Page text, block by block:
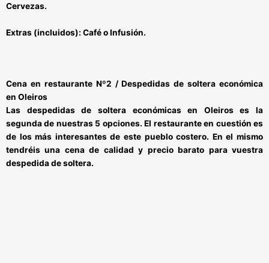
Cervezas.
Extras (incluidos): Café o Infusión.
Cena en restaurante Nº2 / Despedidas de soltera económica
en Oleiros
Las despedidas de soltera económicas en Oleiroses la
segunda de nuestras 5 opciones. El restaurante en cuestión es
de los más interesantes de este pueblo costero. En el mismo
tendréis una cena de calidad y precio barato para vuestra
despedida de soltera.